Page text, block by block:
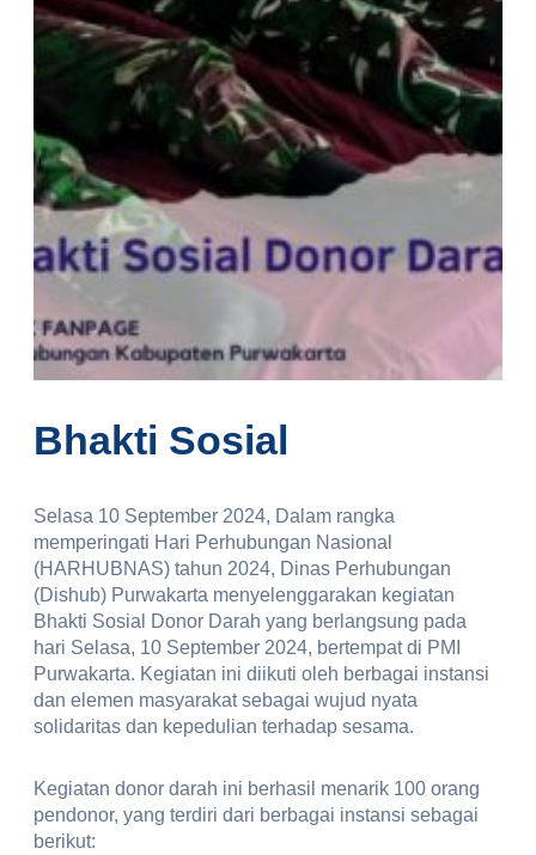
Bhakti Sosial
Selasa 10 September 2024, Dalam rangka
memperingati Hari Perhubungan Nasional
(HARHUBNAS) tahun 2024, Dinas Perhubungan
(Dishub) Purwakarta menyelenggarakan kegiatan
Bhakti Sosial Donor Darah yang berlangsung pada
hari Selasa, 10 September 2024, bertempat di PMI
Purwakarta. Kegiatan ini diikuti oleh berbagai instansi
dan elemen masyarakat sebagai wujud nyata
solidaritas dan kepedulian terhadap sesama.
Kegiatan donor darah ini berhasil menarik 100 orang
pendonor, yang terdiri dari berbagai instansi sebagai
berikut: